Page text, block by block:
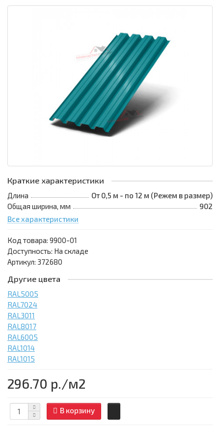
Краткие характеристики
Длина
От 0,5 м - по 12 м (Режем в размер)
Общая ширина, мм
902
Все характеристики
Код товара: 9900-01
Доступность: На складе
Артикул: 372680
Другие цвета
RAL5005
RAL7024
RAL3011
RAL8017
RAL6005
RAL1014
RAL1015
296.70 р./м2
В корзину